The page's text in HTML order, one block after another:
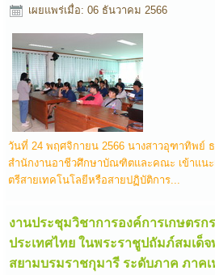
เผยแพร่เมื่อ: 06 ธันวาคม 2566
วันที่ 24 พฤศจิกายน 2566 นางสาวอุฑาทิพย์
สำนักงานอาชีวศึกษาบัณฑิตและคณะ เข้าแน
ตรีสายเทคโนโลยีหรือสายปฏิบัติการ...
งานประชุมวิชาการองค์การเกษตร​ก
ประเทศไทย ในพระราชูปถัมภ์​สมเด็
สยามบรมราชกุมารี​ ระดับภาค ภาค